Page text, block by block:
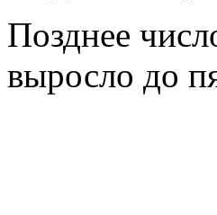
Позднее
выросло до